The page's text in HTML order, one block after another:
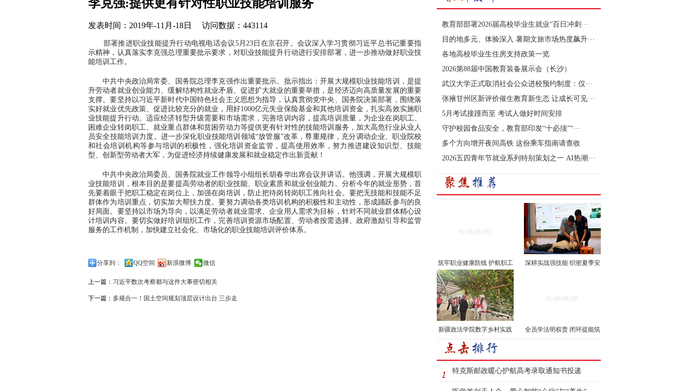
李克强:提供更有针对性职业技能培训服务
发表时间：2019年-11月-18日 访问数据：443114
部署推进职业技能提升行动电视电话会议5月23日在京召开。会议深入学习贯彻习近平总书记重要指
示精神，认真落实李克强总理重要批示要求，对职业技能提升行动进行安排部署，进一步推动做好职业技
能培训工作。
中共中央政治局常委、国务院总理李克强作出重要批示。批示指出：开展大规模职业技能培训，是提
升劳动者就业创业能力、缓解结构性就业矛盾、促进扩大就业的重要举措，是经济迈向高质量发展的重要
支撑。要坚持以习近平新时代中国特色社会主义思想为指导，认真贯彻党中央、国务院决策部署，围绕落
实好就业优先政策、促进比较充分的就业，用好1000亿元失业保险基金和其他培训资金，扎实高效实施职
业技能提升行动。适应经济转型升级需要和市场需求，完善培训内容，提高培训质量，为企业在岗职工、
困难企业转岗职工、就业重点群体和贫困劳动力等提供更有针对性的技能培训服务，加大高危行业从业人
员安全技能培训力度。进一步深化职业技能培训领域“放管服”改革，尊重规律，充分调动企业、职业院校
和社会培训机构等参与培训的积极性，强化培训资金监管，提高使用效率，努力推进建设知识型、技能
型、创新型劳动者大军，为促进经济持续健康发展和就业稳定作出新贡献！
中共中央政治局委员、国务院就业工作领导小组组长胡春华出席会议并讲话。他强调，开展大规模职
业技能培训，根本目的是要提高劳动者的职业技能、职业素质和就业创业能力。分析今年的就业形势，首
先要着眼于把职工稳定在岗位上，加强在岗培训，防止把待岗转岗职工推向社会。要把无技能和技能不足
群体作为培训重点，切实加大帮扶力度。要努力调动各类培训机构的积极性和主动性，形成踊跃参与的良
好局面。要坚持以市场为导向，以满足劳动者就业需求、企业用人需求为目标，针对不同就业群体精心设
计培训内容。要切实做好培训组织工作，完善培训资源市场配置、劳动者按需选择、政府激励引导和监管
服务的工作机制，加快建立社会化、市场化的职业技能培训评价体系。
分享到： QQ空间 新浪微博 微信
上一篇： 习近平数次考察都与这件大事密切相关
下一篇： 多规合一！国土空间规划顶层设计出台 三步走
教育部部署2026届高校毕业生就业“百日冲刺···
目的地多元、体验深入 暑期文旅市场热度飙升···
各地高校毕业生住房支持政策一览
2026第88届中国教育装备展示会（长沙）
武汉大学正式取消社会公众进校预约制度：仅···
张掖甘州区新评价催生教育新生态 让成长可见···
5月考试接踵而至 考试人做好时间安排
守护校园食品安全，教育部印发“十必须”“···
多个方向增开夜间高铁 这份乘车指南请查收
2026五四青年节就业系列特别策划之一 AI热潮···
筑牢职业健康防线 护航职工
···
深耕实战强技能 织密夏季安
新疆政法学院数字乡村实践
全员学法明权责 闭环提能筑
特克斯邮政暖心护航高考录取通知书投递